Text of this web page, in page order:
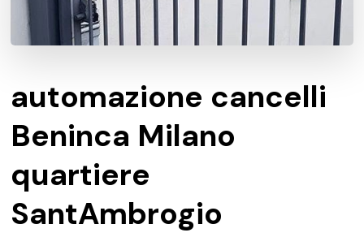
automazione cancelli
Beninca Milano
quartiere
SantAmbrogio